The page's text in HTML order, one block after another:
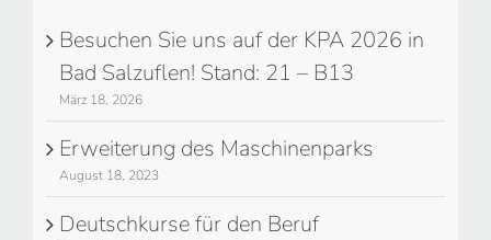
Besuchen Sie uns auf der KPA 2026 in
Bad Salzuflen! Stand: 21 – B13
März 18, 2026
Erweiterung des Maschinenparks
August 18, 2023
Deutschkurse für den Beruf